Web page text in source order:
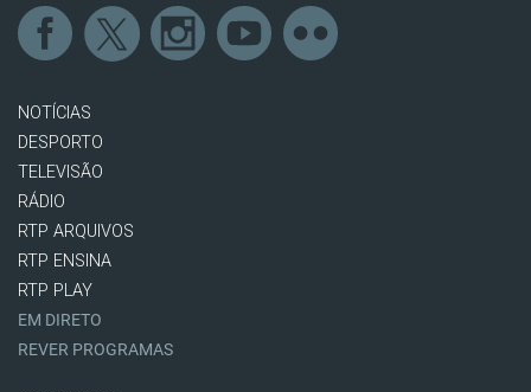
NOTÍCIAS
DESPORTO
TELEVISÃO
RÁDIO
RTP ARQUIVOS
RTP ENSINA
RTP PLAY
EM DIRETO
REVER PROGRAMAS